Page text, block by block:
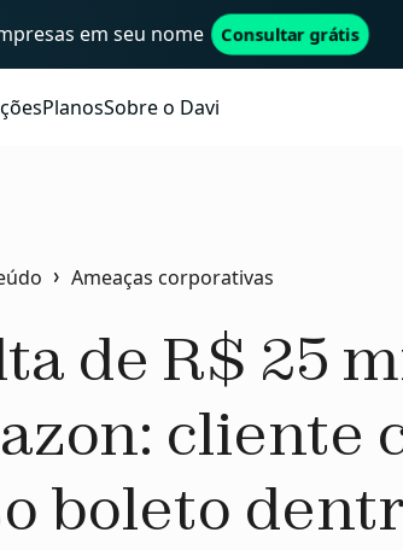
em seu nome Consultar grátis
PlanosSobre o Davi
Ameaças corporativas
de R$ 25
cliente
boleto